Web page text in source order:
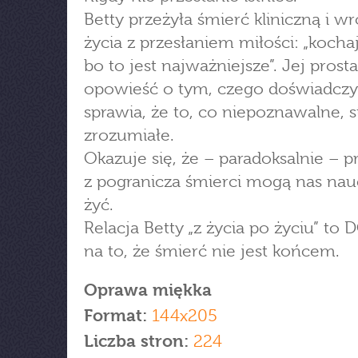
Betty przeżyła śmierć kliniczną i
życia z przesłaniem miłości:
bo to jest najważniejsze”. Jej
opowieść o tym, czego
sprawia, że to, co niepoznawalne,
zrozumiałe.
Okazuje się, że – paradoksalnie –
z pogranicza śmierci mogą nas
żyć.
Relacja Betty „z życia po życiu” to
na to, że śmierć nie jest końcem.
Oprawa miękka
Format: 144x205
Liczba stron: 224